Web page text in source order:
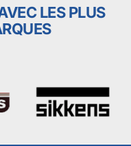
LES PLUS